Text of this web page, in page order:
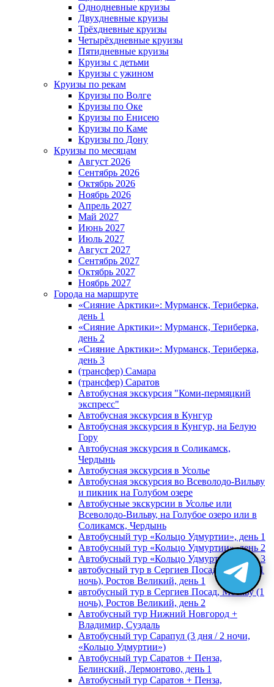
Однодневные круизы
Двухдневные круизы
Трёхдневные круизы
Четырёхдневные круизы
Пятидневные круизы
Круизы с детьми
Круизы с ужином
Круизы по рекам
Круизы по Волге
Круизы по Оке
Круизы по Енисею
Круизы по Каме
Круизы по Дону
Круизы по месяцам
Август 2026
Сентябрь 2026
Октябрь 2026
Ноябрь 2026
Апрель 2027
Май 2027
Июнь 2027
Июль 2027
Август 2027
Сентябрь 2027
Октябрь 2027
Ноябрь 2027
Города на маршруте
«Сияние Арктики»: Мурманск, Териберка,
день 1
«Сияние Арктики»: Мурманск, Териберка,
день 2
«Сияние Арктики»: Мурманск, Териберка,
день 3
(трансфер) Самара
(трансфер) Саратов
Автобусная экскурсия "Коми-пермяцкий
экспресс"
Автобусная экскурсия в Кунгур
Автобусная экскурсия в Кунгур, на Белую
Гору
Автобусная экскурсия в Соликамск,
Чердынь
Автобусная экскурсия в Усолье
Автобусная экскурсия во Всеволодо-Вильву
и пикник на Голубом озере
Автобусные экскурсии в Усолье или
Всеволодо-Вильву, на Голубое озеро или в
Соликамск, Чердынь
Автобусный тур «Кольцо Удмуртии», день 1
Автобусный тур «Кольцо Удмуртии», день 2
Автобусный тур «Кольцо Удмуртии», день 3
автобусный тур в Сергиев Посад, Москву (1
ночь), Ростов Великий, день 1
автобусный тур в Сергиев Посад, Москву (1
ночь), Ростов Великий, день 2
Автобусный тур Нижний Новгород +
Владимир, Суздаль
Автобусный тур Сарапул (3 дня / 2 ночи,
«Кольцо Удмуртии»)
Автобусный тур Саратов + Пенза,
Белинский, Лермонтово, день 1
Автобусный тур Саратов + Пенза,